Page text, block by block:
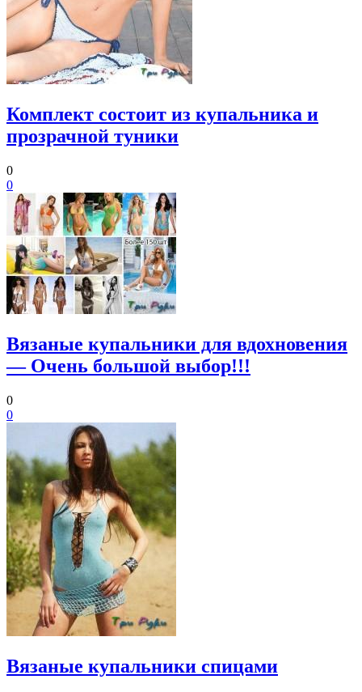
Комплект состоит из купальника и
прозрачной туники
0
0
Вязаные купальники для вдохновения
— Очень большой выбор!!!
0
0
Вязаные купальники спицами